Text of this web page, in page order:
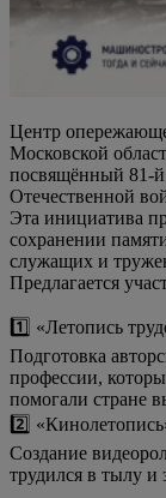
Центр
Московской
посвящённый 81-
Отечественной
Эта инициатива
сохранении
служащих и
Предлагается
1️⃣ «Летопись
Подготовка
профессии,
помогали стране
2️⃣
Создание
трудился в тылу и